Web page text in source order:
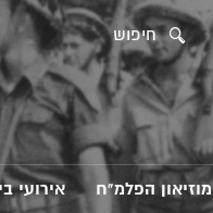
חיפוש
מוזיאון הפלמ"ח אירועי